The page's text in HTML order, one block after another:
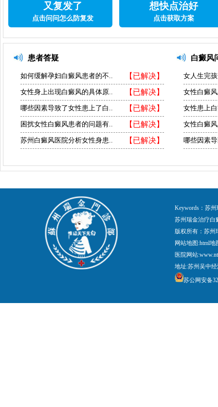
又复发了
点击问问怎么防复发
想快点治好
点击获取方案
患者答疑
【已解决】
如何缓解孕妇白癜风患者的不..
【已解决】
女性身上出现白癜风的具体原..
【已解决】
哪些因素导致了女性患上了白..
【已解决】
困扰女性白癜风患者的问题有..
【已解决】
苏州白癜风医院分析女性身患..
白癜风
女人生完
女性白癜
女性患上
女性白癜
哪些因素
Keywords：苏
苏州瑞金治疗白
版权所有：苏
网站地图:html地
医院网站
地址:苏州吴中
苏公网安备